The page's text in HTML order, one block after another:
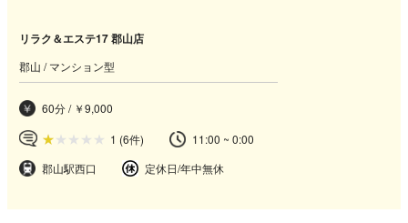
リラク＆エステ17 郡山店
郡山 / マンション型
60分 / ￥9,000
1 (6件)
11:00 ~ 0:00
郡山駅西口
定休日/年中無休